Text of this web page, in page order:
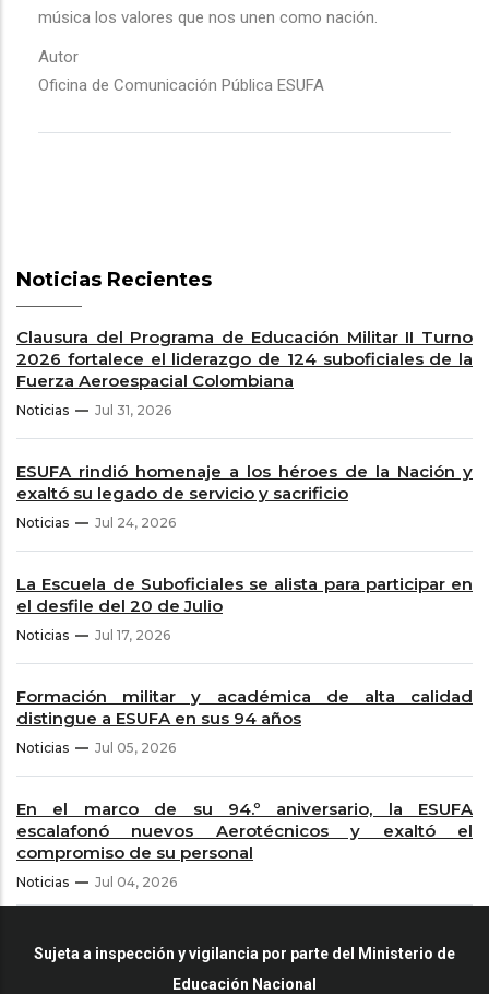
música los valores que nos unen como nación.
Autor
Oficina de Comunicación Pública ESUFA
Noticias Recientes
Clausura del Programa de Educación Militar II Turno
2026 fortalece el liderazgo de 124 suboficiales de la
Fuerza Aeroespacial Colombiana
Noticias Jul 31, 2026
ESUFA rindió homenaje a los héroes de la Nación y
exaltó su legado de servicio y sacrificio
Noticias Jul 24, 2026
La Escuela de Suboficiales se alista para participar en
el desfile del 20 de Julio
Noticias Jul 17, 2026
Formación militar y académica de alta calidad
distingue a ESUFA en sus 94 años
Noticias Jul 05, 2026
En el marco de su 94.º aniversario, la ESUFA
escalafonó nuevos Aerotécnicos y exaltó el
compromiso de su personal
Noticias Jul 04, 2026
Sujeta a inspección y vigilancia por parte del Ministerio de
Educación Nacional